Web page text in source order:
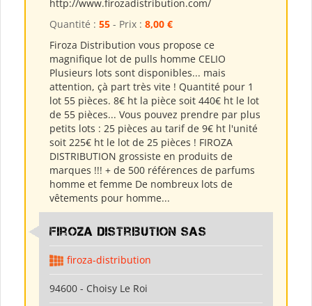
http://www.firozadistribution.com/
Quantité : 55 - Prix : 8,00 €
Firoza Distribution vous propose ce
magnifique lot de pulls homme CELIO
Plusieurs lots sont disponibles... mais
attention, çà part très vite ! Quantité pour 1
lot 55 pièces. 8€ ht la pièce soit 440€ ht le lot
de 55 pièces... Vous pouvez prendre par plus
petits lots : 25 pièces au tarif de 9€ ht l'unité
soit 225€ ht le lot de 25 pièces ! FIROZA
DISTRIBUTION grossiste en produits de
marques !!! + de 500 références de parfums
homme et femme De nombreux lots de
vêtements pour homme...
Firoza Distribution SAS
firoza-distribution
94600 - Choisy Le Roi